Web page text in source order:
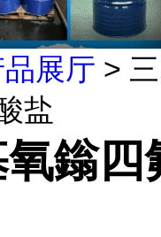
品展厅 >
盐
鎓四